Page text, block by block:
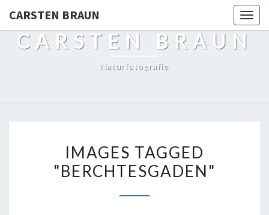
CARSTEN BRAUN
CARSTEN BRAUN
Naturfotografie
TAGGED
"BERCHTESGADEN"
IMAGES TAGGED
"BERCHTESGADEN"